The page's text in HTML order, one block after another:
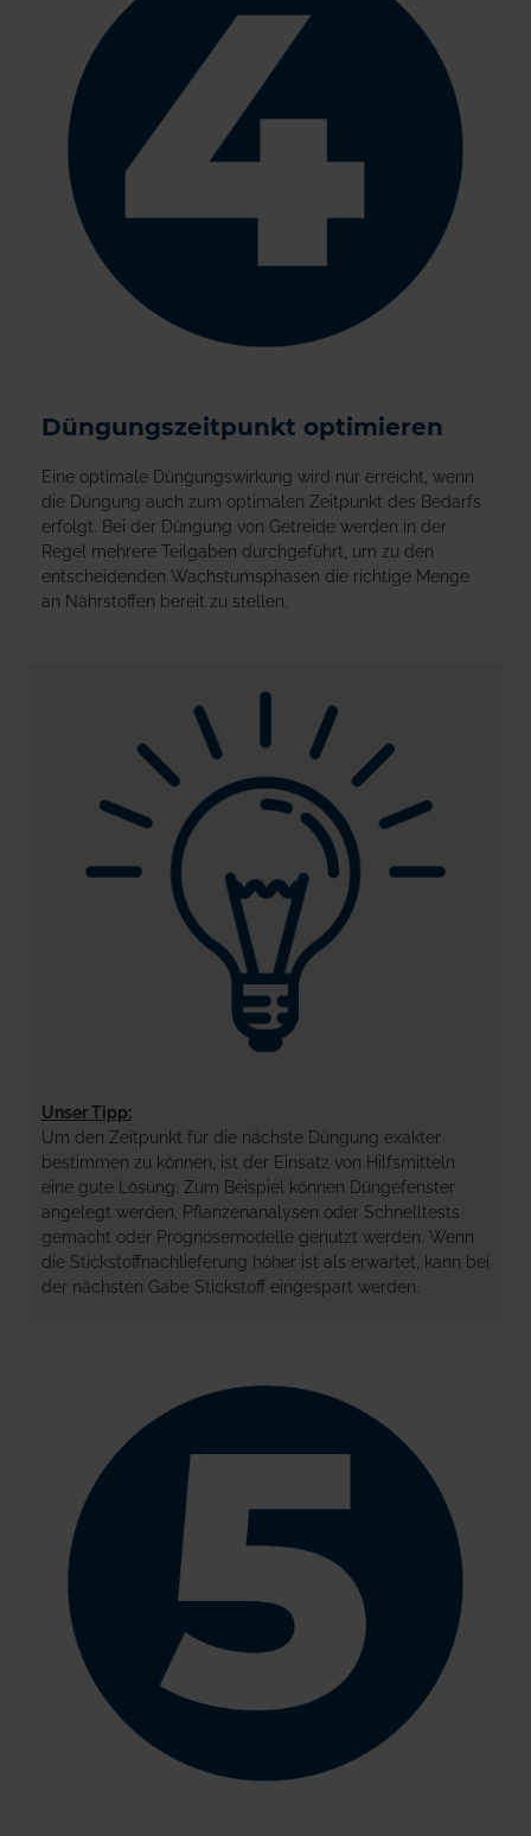
Düngungszeitpunkt optimieren
Eine optimale Düngungswirkung wird nur erreicht, wenn
die Düngung auch zum optimalen Zeitpunkt des Bedarfs
erfolgt. Bei der Düngung von Getreide werden in der
Regel mehrere Teilgaben durchgeführt, um zu den
entscheidenden Wachstumsphasen die richtige Menge
an Nährstoffen bereit zu stellen.
Unser Tipp:
Um den Zeitpunkt für die nächste Düngung exakter
bestimmen zu können, ist der Einsatz von Hilfsmitteln
eine gute Lösung: Zum Beispiel können Düngefenster
angelegt werden, Pflanzenanalysen oder Schnelltests
gemacht oder Prognosemodelle genutzt werden. Wenn
die Stickstoffnachlieferung höher ist als erwartet, kann bei
der nächsten Gabe Stickstoff eingespart werden.